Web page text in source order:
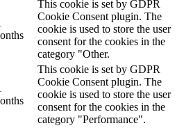
This cookie is set by GDPR
Cookie Consent plugin. The
cookie is used to store the user
consent for the cookies in the
category "Other.
This cookie is set by GDPR
Cookie Consent plugin. The
cookie is used to store the user
consent for the cookies in the
category "Performance".